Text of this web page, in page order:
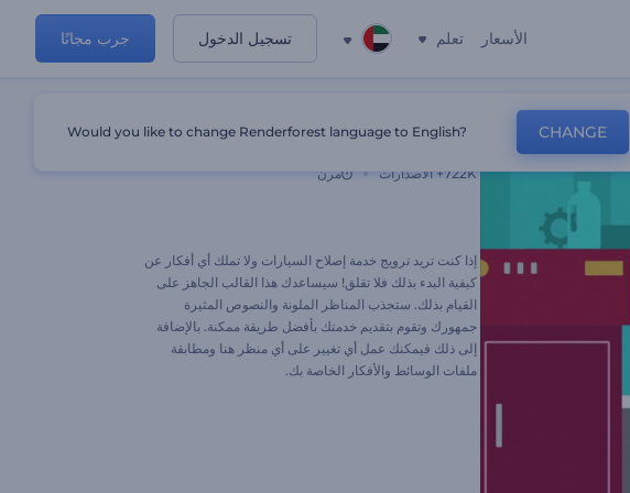
الأسعار تعلم تسجيل الدخول جرب مجانًا
722K+ الاصدارات مرن
إذا كنت تريد ترويج خدمة إصلاح السيارات ولا تملك أي أفكار عن
كيفية البدء بذلك فلا تقلق! سيساعدك هذا القالب الجاهز على
القيام بذلك. ستجذب المناظر الملونة والنصوص المثيرة
جمهورك وتقوم بتقديم خدمتك بأفضل طريقة ممكنة. بالإضافة
إلى ذلك فيمكنك عمل أي تغيير على أي منظر هنا ومطابقة
ملفات الوسائط والأفكار الخاصة بك.
Would you like to change Renderforest language to English? CHANGE